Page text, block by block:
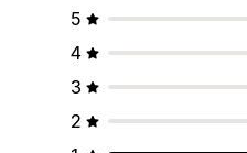
5
4
3
2